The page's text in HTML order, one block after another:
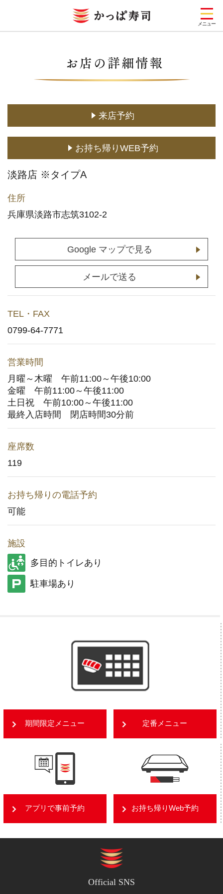
メニュー
定番メニュー (お持ち帰り含む)
どこでもかっぱ寿司
予約・注文
ホットペッパーグルメサイトへ
(ポイント利用はこちら)
お持ち帰りWeb予約
宅配デリバリー
お問い合わせ
ご意見・お問い合わせフォーム
メディア取材に関するお問い合わせ
(YouTuberの方もこちら)
企業情報
来店予約
お持ち帰りWEB予約
淡路店 ※タイプA
住所
兵庫県淡路市志筑3102-2
Google マップで見る
メールで送る
TEL・FAX
0799-64-7771
営業時間
月曜～木曜 午前11:00～午後10:00
金曜 午前11:00～午後11:00
土日祝 午前10:00～午後11:00
最終入店時間 閉店時間30分前
座席数
119
お持ち帰りの電話予約
可能
施設
多目的トイレあり
駐車場あり
期間限定メニュー 定番メニュー
アプリで事前予約 お持ち帰りWeb予約
Official SNS